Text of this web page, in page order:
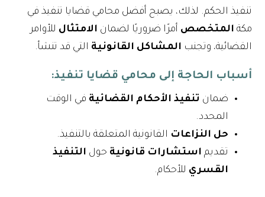
تنفيذ الحكم. لذلك، يصبح أفضل محامي قضايا تنفيذ في
مكة المتخصص أمرًا ضروريًا لضمان الامتثال للأوامر
القضائية، وتجنب المشاكل القانونية التي قد تنشأ.
أسباب الحاجة إلى محامي قضايا تنفيذ:
ضمان تنفيذ الأحكام القضائية في الوقت
المحدد.
حل النزاعات القانونية المتعلقة بالتنفيذ.
تقديم استشارات قانونية حول التنفيذ
القسري للأحكام.